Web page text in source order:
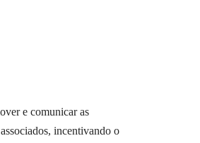
e comunicar as
incentivando o